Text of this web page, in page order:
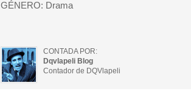
GÉNERO: Drama
CONTADA POR:
Dqvlapeli Blog
Contador de DQVlapeli